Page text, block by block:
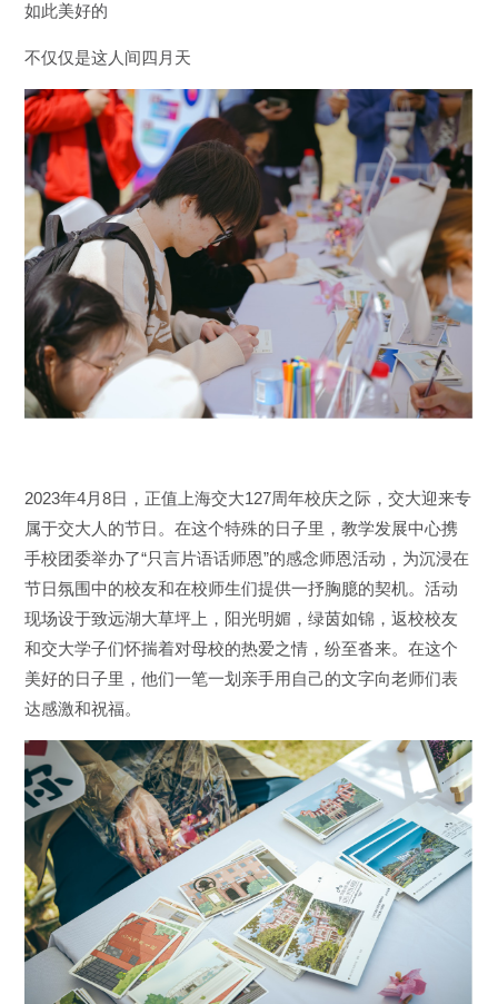
如此美好的
不仅仅是这人间四月天
2023年4月8日，正值上海交大127周年校庆之际，交大迎来专
属于交大人的节日。在这个特殊的日子里，教学发展中心携
手校团委举办了“只言片语话师恩”的感念师恩活动，为沉浸在
节日氛围中的校友和在校师生们提供一抒胸臆的契机。活动
现场设于致远湖大草坪上，阳光明媚，绿茵如锦，返校校友
和交大学子们怀揣着对母校的热爱之情，纷至沓来。在这个
美好的日子里，他们一笔一划亲手用自己的文字向老师们表
达感激和祝福。